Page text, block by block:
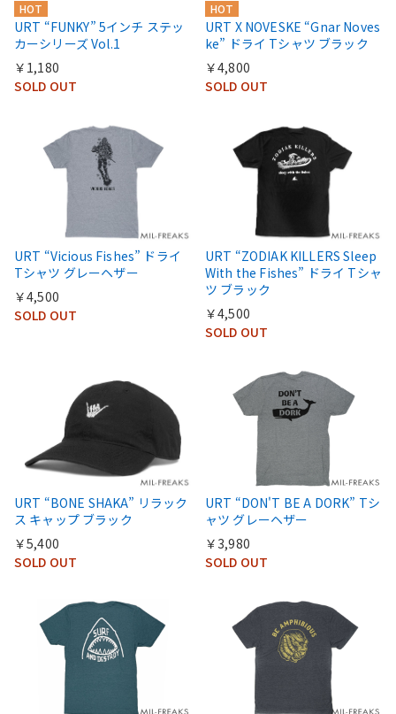
HOT
URT “FUNKY” 5インチ ステッ
カーシリーズ Vol.1
￥1,180
SOLD OUT
HOT
URT X NOVESKE “Gnar Noves
ke” ドライ Tシャツ ブラック
￥4,800
SOLD OUT
URT “Vicious Fishes” ドライ
Tシャツ グレーヘザー
￥4,500
SOLD OUT
URT “ZODIAK KILLERS Sleep
With the Fishes” ドライ Tシャ
ツ ブラック
￥4,500
SOLD OUT
URT “BONE SHAKA” リラック
ス キャップ ブラック
￥5,400
SOLD OUT
URT “DON'T BE A DORK” Tシ
ャツ グレーヘザー
￥3,980
SOLD OUT